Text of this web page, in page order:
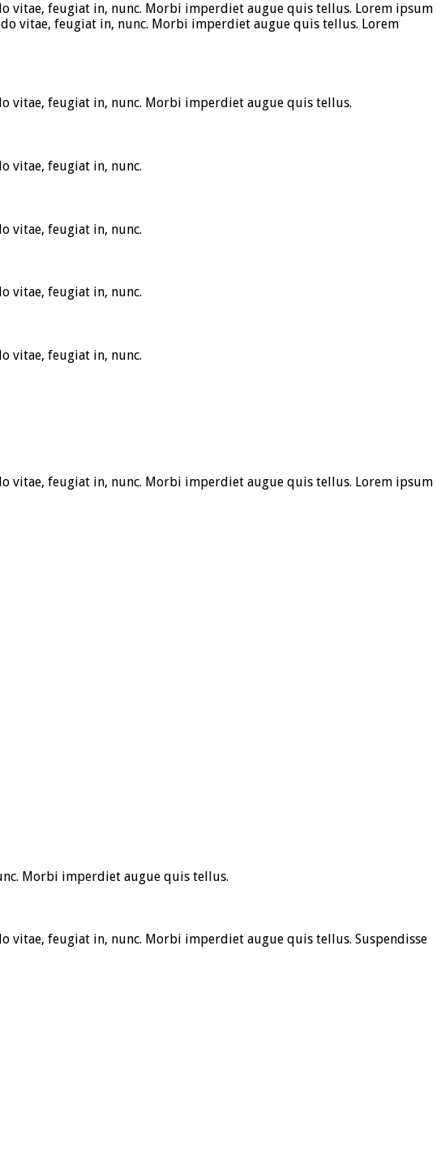
vitae, feugiat in, nunc. Morbi imperdiet augue quis tellus. Lorem ipsum
vitae, feugiat in, nunc. Morbi imperdiet augue quis tellus. Lorem
vitae, feugiat in, nunc. Morbi imperdiet augue quis tellus.
vitae, feugiat in, nunc.
vitae, feugiat in, nunc.
vitae, feugiat in, nunc.
vitae, feugiat in, nunc.
vitae, feugiat in, nunc. Morbi imperdiet augue quis tellus. Lorem ipsum
Morbi imperdiet augue quis tellus.
vitae, feugiat in, nunc. Morbi imperdiet augue quis tellus. Suspendisse